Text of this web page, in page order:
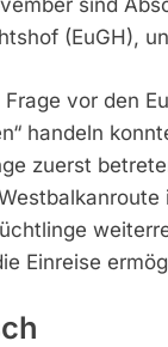
sind
(EuGH),
vor den
handeln
zuerst
Einreise